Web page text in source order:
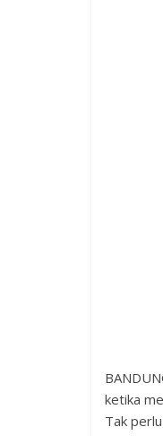
ketika
Tak